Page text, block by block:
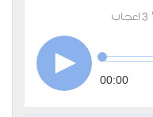
3 اعجاب
00:00